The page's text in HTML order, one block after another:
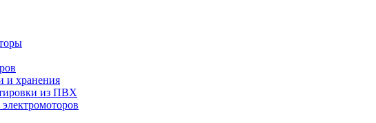
и хранения
из ПВХ